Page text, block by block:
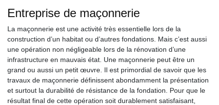
Entreprise de maçonnerie
La maçonnerie est une activité très essentielle lors de la
construction d’un habitat ou d’autres fondations. Mais c’est aussi
une opération non négligeable lors de la rénovation d’une
infrastructure en mauvais état. Une maçonnerie peut être un
grand ou aussi un petit œuvre. Il est primordial de savoir que les
travaux de maçonnerie définissent abondamment la présentation
et surtout la durabilité de résistance de la fondation. Pour que le
résultat final de cette opération soit durablement satisfaisant,